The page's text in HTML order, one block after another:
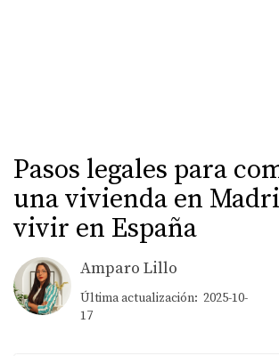
Pasos legales para
una vivienda en
vivir en España
Amparo Lillo
Última actualización: 2025-10-
17